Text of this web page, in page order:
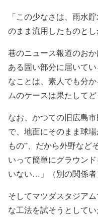
「この少なさは、雨水
のまま流用したものとし
巷のニュース報道のお
ある固い部分に届いて
なことは、素人でも分
ムのケースは果たして
なお、かつての旧広島
で、地面にそのまま球
もの”、だから外野など
いって簡単にグラウン
いない…」（別の関係者
そしてマツダスタジア
な工法を試そうとして